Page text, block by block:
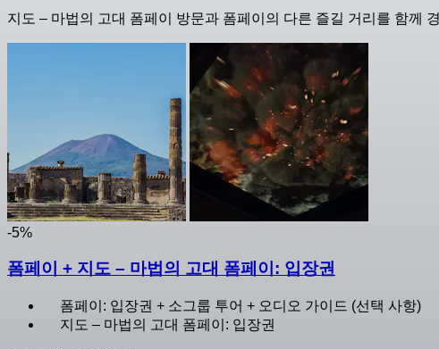
지도 – 마법의 고대 폼페이 방문과 폼페이의 다른 즐길 거리를 함께
-5%
폼페이 + 지도 – 마법의 고대 폼페이: 입장권
폼페이: 입장권 + 소그룹 투어 + 오디오 가이드 (선택 사항)
지도 – 마법의 고대 폼페이: 입장권